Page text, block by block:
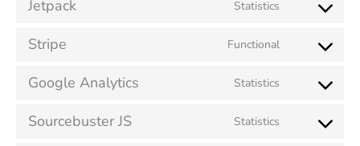
Jetpack Statistics
Stripe Functional
Google Analytics Statistics
Sourcebuster JS Statistics